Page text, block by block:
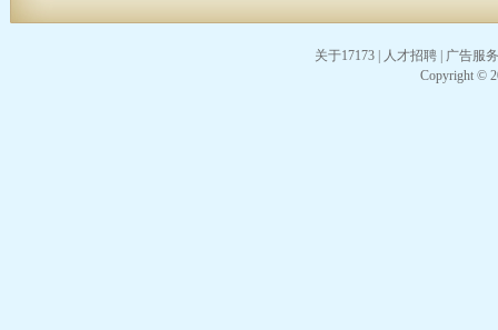
关于17173 人才招聘
广告服务
Copyright ©